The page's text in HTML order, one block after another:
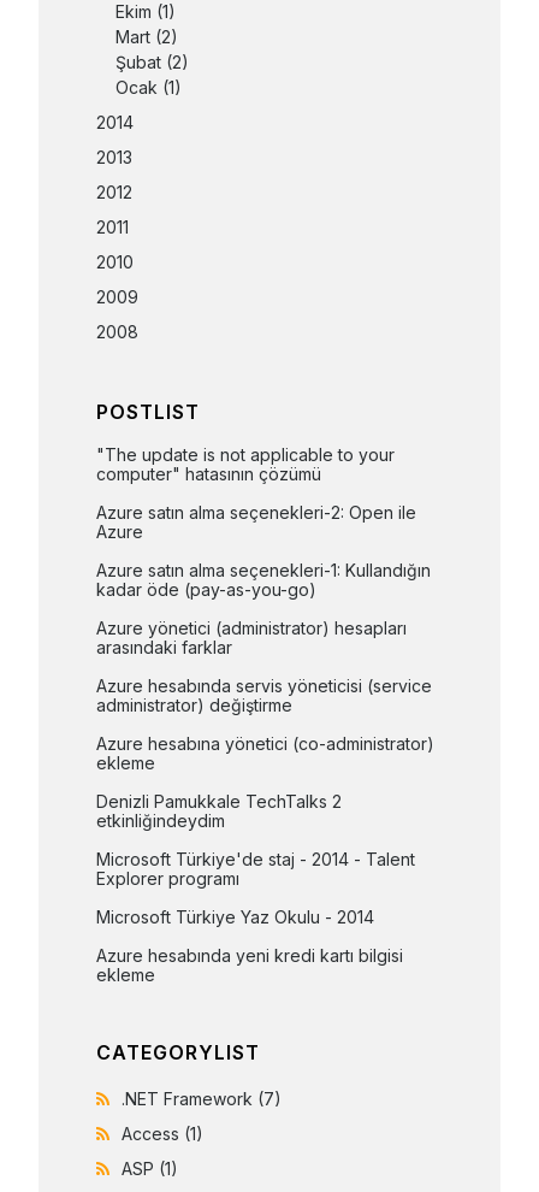
Ekim (1)
Mart (2)
Şubat (2)
Ocak (1)
2014
2013
2012
2011
2010
2009
2008
POSTLIST
"The update is not applicable to your
computer" hatasının çözümü
Azure satın alma seçenekleri-2: Open ile
Azure
Azure satın alma seçenekleri-1: Kullandığın
kadar öde (pay-as-you-go)
Azure yönetici (administrator) hesapları
arasındaki farklar
Azure hesabında servis yöneticisi (service
administrator) değiştirme
Azure hesabına yönetici (co-administrator)
ekleme
Denizli Pamukkale TechTalks 2
etkinliğindeydim
Microsoft Türkiye'de staj - 2014 - Talent
Explorer programı
Microsoft Türkiye Yaz Okulu - 2014
Azure hesabında yeni kredi kartı bilgisi
ekleme
CATEGORYLIST
.NET Framework (7)
Access (1)
ASP (1)